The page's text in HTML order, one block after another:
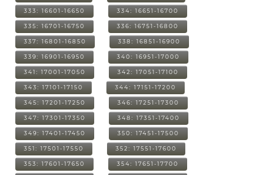
333: 16601-16650 334: 16651-16700
335: 16701-16750 336: 16751-16800
337: 16801-16850 338: 16851-16900
339: 16901-16950 340: 16951-17000
341: 17001-17050 342: 17051-17100
343: 17101-17150 344: 17151-17200
345: 17201-17250 346: 17251-17300
347: 17301-17350 348: 17351-17400
349: 17401-17450 350: 17451-17500
351: 17501-17550 352: 17551-17600
353: 17601-17650 354: 17651-17700